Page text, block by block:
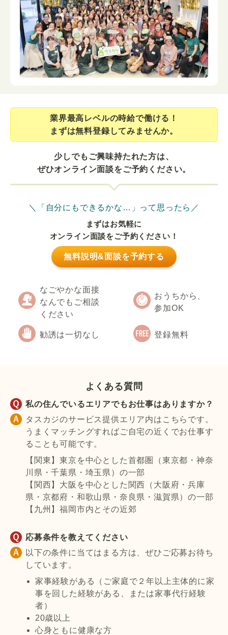
業界最⾼レベルの時給で働ける！
まずは無料登録してみませんか。
少しでもご興味持たれた方は、
ぜひオンライン面談をご予約ください。
＼「自分にもできるかな…」って思ったら／
まずはお気軽に
オンライン面談をご予約ください！
無料説明&面談を予約する
なごやかな面接
なんでもご相談
ください
おうちから、
参加OK
勧誘は一切なし 登録無料
よくある質問
私の住んでいるエリアでもお仕事はありますか？
タスカジのサービス提供エリア内はこちらです。
うまくマッチングすればご自宅の近くでお仕事す
ることも可能です。
【関東】東京を中心とした首都圏（東京都・神奈
川県・千葉県・埼玉県）の一部
【関西】大阪を中心とした関西（大阪府・兵庫
県・京都府・和歌山県・奈良県・滋賀県）の一部
【九州】福岡市内とその近郊
応募条件を教えてください
以下の条件に当てはまる方は、ぜひご応募お待ち
しています。
家事経験がある（ご家庭で２年以上主体的に家
事を回した経験がある、または家事代行経験
者）
20歳以上
心身ともに健康な方